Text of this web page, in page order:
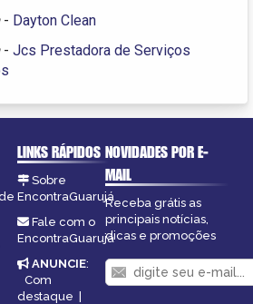
- Dayton Clean
- Jcs Prestadora de Serviços
LINKS RÁPIDOS
Sobre
EncontraGuarujá
Fale com o
EncontraGuarujá
ANUNCIE:
Com
destaque |
NOVIDADES POR E-
MAIL
Receba grátis as
principais notícias,
dicas e promoções